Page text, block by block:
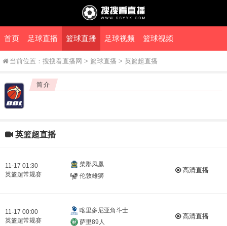
首页 足球直播 篮球直播 足球视频 篮球视频
当前位置： 搜搜看直播网 > 篮球直播 > 英篮超直播
简介
英篮超直播
11-17 01:30
英篮超常规赛
柴郡凤凰
伦敦雄狮
高清直播
11-17 00:00
英篮超常规赛
喀里多尼亚角斗士
萨里89人
高清直播